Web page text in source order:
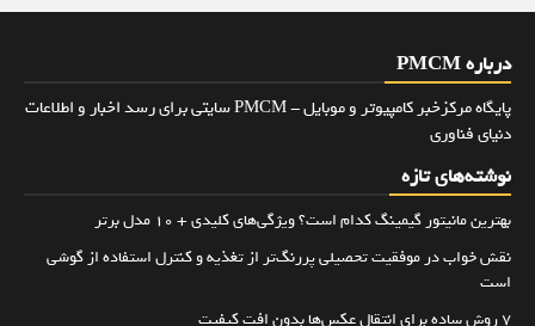
درباره PMCM
پایگاه مرکزخبر کامپیوتر و موبایل - PMCM سایتی برای رسد اخبار و اطلاعات
دنیای فناوری
نوشته‌های تازه
بهترین مانیتور گیمینگ کدام است؟ ویژگی‌های کلیدی + 10 مدل برتر
نقش خواب در موفقیت تحصیلی پررنگ‌تر از تغذیه و کنترل استفاده از گوشی
است
۷ روش ساده برای انتقال عکس‌ها بدون افت کیفیت